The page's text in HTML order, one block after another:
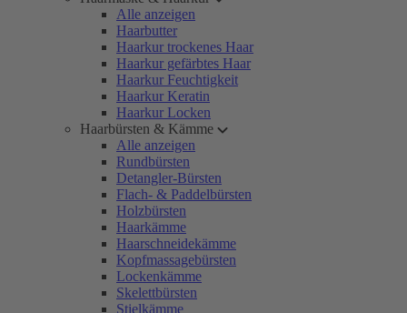
Alle anzeigen
Haarbutter
Haarkur trockenes Haar
Haarkur gefärbtes Haar
Haarkur Feuchtigkeit
Haarkur Keratin
Haarkur Locken
Haarbürsten & Kämme
Alle anzeigen
Rundbürsten
Detangler-Bürsten
Flach- & Paddelbürsten
Holzbürsten
Haarkämme
Haarschneidekämme
Kopfmassagebürsten
Lockenkämme
Skelettbürsten
Stielkämme